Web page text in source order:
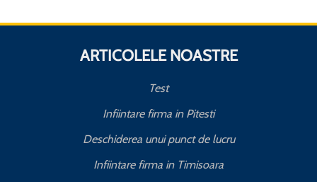
ARTICOLELE NOASTRE
Test
Infiintare firma in Pitesti
Deschiderea unui punct de lucru
Infiintare firma in Timisoara